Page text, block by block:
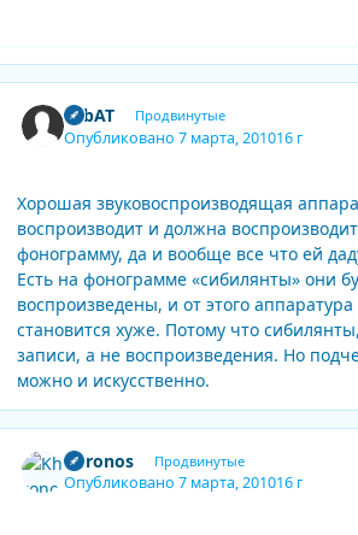
Expand
LabAT Продвинутые
Опубликовано7 марта, 201016 г
Хорошая звуковоспроизводящая
воспроизводит и должна
фонограмму, да и вообще все что ей
Есть на фонограмме «сибилянты» они
воспроизведены, и от этого
становится хуже. Потому что
записи, а не воспроизведения. Но
можно и искусственно.
Khronos Продвинутые
Опубликовано7 марта, 201016 г